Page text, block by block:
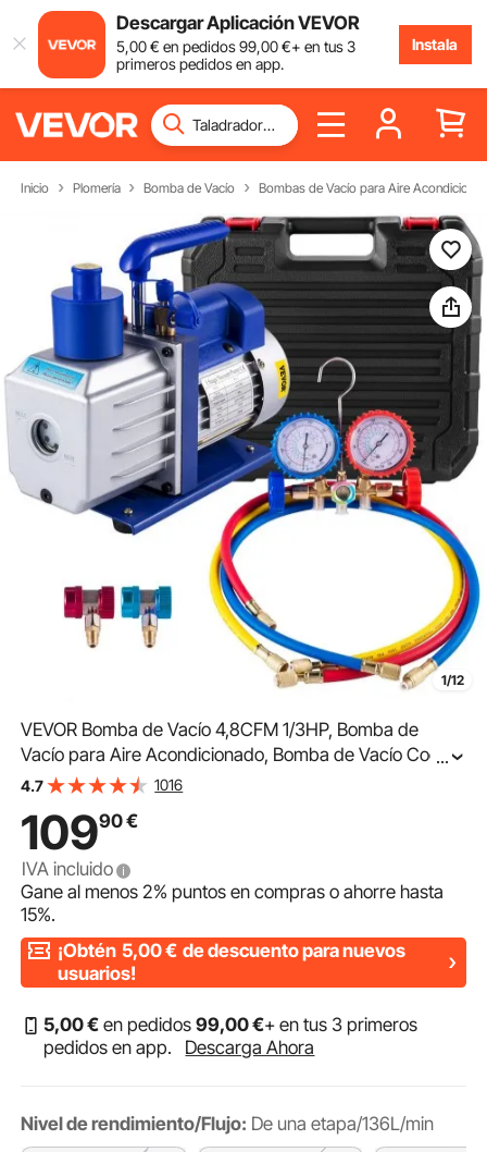
Descargar Aplicación VEVOR
5,00€ en pedidos99,00€+ en tus 3
primeros pedidos en app.
Instala
Inicio Plomería Bomba de Vacío Bombas de Vacío para Aire
1/12
VEVOR Bomba de Vacío 4,8CFM 1/3HP, Bomba de
Vacío para Aire Acondicionado, Bomba de Vacío Coche
de A / C, para Aire Acondicionado Doméstico,
...
4.7 1016
10990€
IVA incluido
Gane al menos2% puntos en compras o ahorre hasta
15%.
¡Obtén 5,00€ de descuento para nuevos
usuarios!
5,00€ en pedidos99,00€+ en tus 3 primeros
pedidos en app.
Descarga Ahora
Nivel de rendimiento/Flujo: De una etapa/136L/min